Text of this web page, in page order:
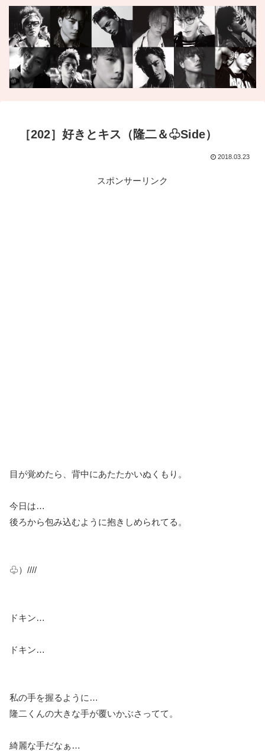
［202］好きとキス（隆二＆♧Side）
2018.03.23
スポンサーリンク
目が覚めたら、背中にあたたかいぬくもり。
今日は…
後ろから包み込むように抱きしめられてる。
♧）////
ドキン…
ドキン…
私の手を握るように…
隆二くんの大きな手が覆いかぶさってて。
綺麗な手だなぁ…